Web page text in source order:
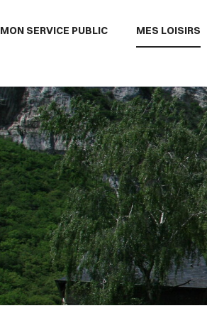
MON SERVICE PUBLIC MES LOISIRS